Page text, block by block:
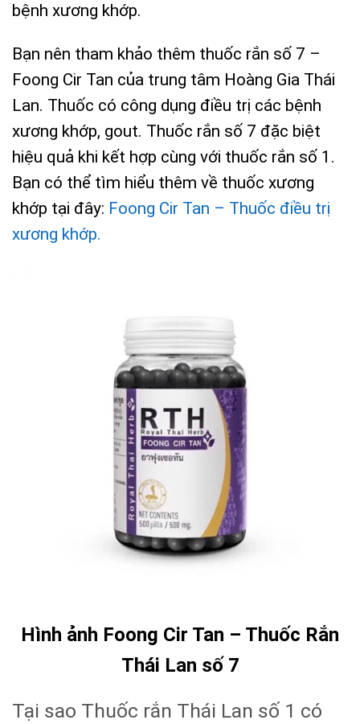
bệnh xương khớp.
Bạn nên tham khảo thêm thuốc rắn số 7 –
Foong Cir Tan của trung tâm Hoàng Gia Thái
Lan. Thuốc có công dụng điều trị các bệnh
xương khớp, gout. Thuốc rắn số 7 đặc biệt
hiệu quả khi kết hợp cùng với thuốc rắn số 1.
Bạn có thể tìm hiểu thêm về thuốc xương
khớp tại đây: Foong Cir Tan – Thuốc điều trị
xương khớp.
Hình ảnh Foong Cir Tan – Thuốc Rắn
Thái Lan số 7
Tại sao Thuốc rắn Thái Lan số 1 có